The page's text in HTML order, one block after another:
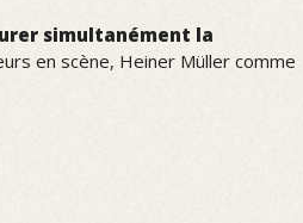
simultanément la
en scène, Heiner Müller comme